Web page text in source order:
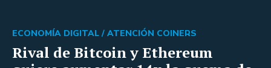
Rival de Bitcoin y Ethereum
ECONOMÍA DIGITAL / ATENCIÓN COINERS